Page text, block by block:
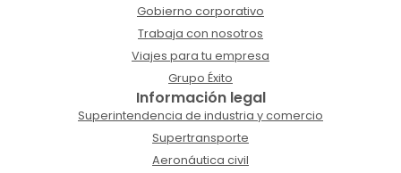
Gobierno corporativo
Trabaja con nosotros
Viajes para tu empresa
Grupo Éxito
Información legal
Superintendencia de industria y comercio
Supertransporte
Aeronáutica civil